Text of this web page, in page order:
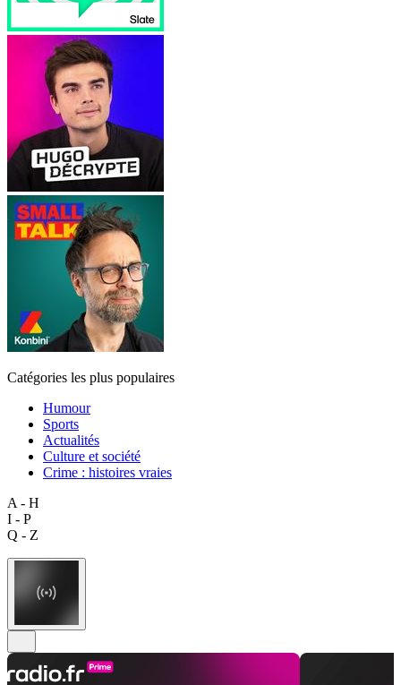
Catégories les plus populaires
Humour
Sports
Actualités
Culture et société
Crime : histoires vraies
A - H
I - P
Q - Z